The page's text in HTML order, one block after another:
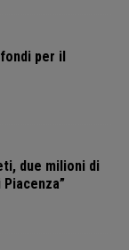
per il
due milioni di